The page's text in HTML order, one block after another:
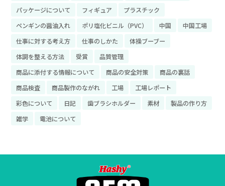
パッケージについて
フィギュア
プラスチック
ペンギンの醤油入れ
ポリ塩化ビニル（PVC） 中国
中国工場
仕事に対する考え方
仕事のしかた
体操ブーブー
体調を整える方法
受賞
品質管理
商品に添付する情報について
商品の安全対策
商品の裏話
商品検査
商品製作のながれ 工場
工場レポート
彩色について
日記 歯ブラシホルダー 素材
製品の作り方
雑学
電池について